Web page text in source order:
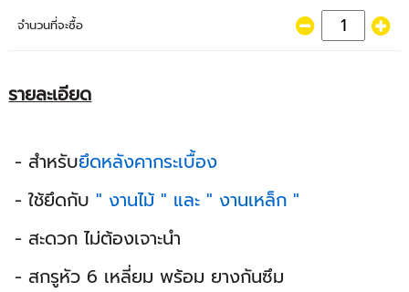
จำนวนที่จะซื้อ
รายละเอียด
- สำหรับยึดหลังคากระเบื้อง
- ใช้ยึดกับ" งานไม้ " และ " งานเหล็ก "
- สะดวก ไม่ต้องเจาะนำ
- สกรูหัว 6 เหลี่ยม พร้อม ยางกันซึม